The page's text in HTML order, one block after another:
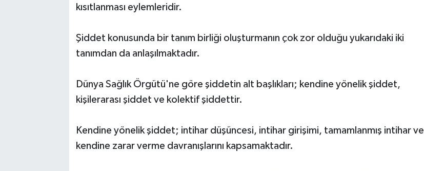
kısıtlanması eylemleridir.
Şiddet konusunda bir tanım birliği oluşturmanın çok zor olduğu yukarıdaki iki
tanımdan da anlaşılmaktadır.
Dünya Sağlık Örgütü'ne göre şiddetin alt başlıkları; kendine yönelik şiddet,
kişilerarası şiddet ve kolektif şiddettir.
Kendine yönelik şiddet; intihar düşüncesi, intihar girişimi, tamamlanmış intihar ve
kendine zarar verme davranışlarını kapsamaktadır.